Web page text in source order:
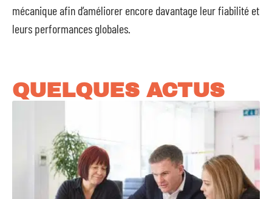
mécanique afin d’améliorer encore davantage leur fiabilité et
leurs performances globales.
QUELQUES ACTUS